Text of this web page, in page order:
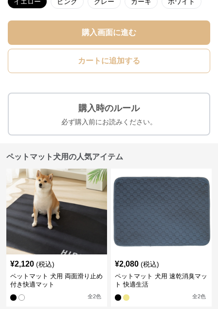
購入画面に進む
カートに追加する
購入時のルール
必ず購入前にお読みください。
ペットマット犬用の人気アイテム
¥2,120 (税込)
ペットマット 犬用 両面滑り止め
付き快適マット
全2色
¥2,080 (税込)
ペットマット 犬用 速乾消臭マッ
ト 快適生活
全2色